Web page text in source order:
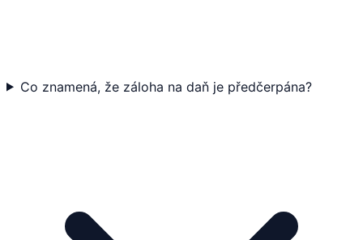
Co znamená, že záloha na daň je předčerpána?